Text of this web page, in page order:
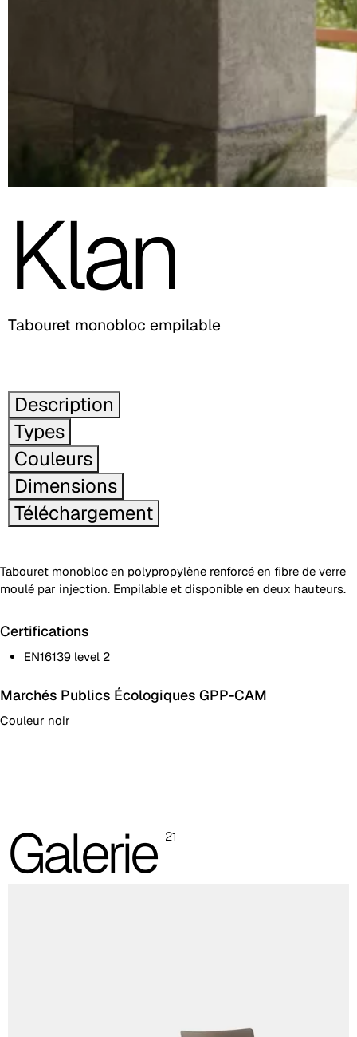
Klan
Tabouret monobloc empilable
Description
Types
Couleurs
Dimensions
Téléchargement
Tabouret monobloc en polypropylène renforcé en fibre de verre
moulé par injection. Empilable et disponible en deux hauteurs.
Certifications
EN16139 level 2
Marchés Publics Écologiques GPP-CAM
Couleur noir
échantillons réels.
Tabouret en polypropylène renforcé en fibre de verre
Galerie 21